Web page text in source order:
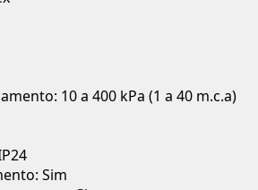
10 a 400 kPa (1 a 40 m.c.a)
Sim